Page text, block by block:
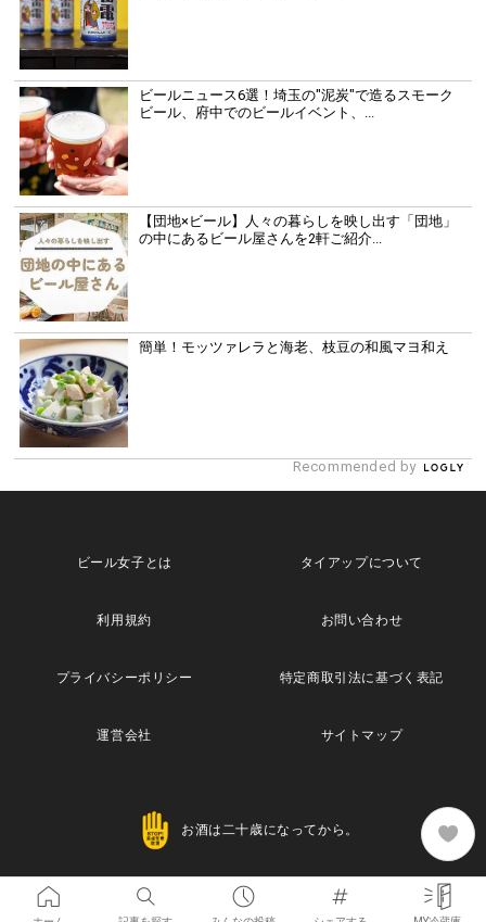
ビールニュース6選！埼玉の"泥炭"で造るスモーク
ビール、府中でのビールイベント、...
【団地×ビール】人々の暮らしを映し出す「団地」
の中にあるビール屋さんを2軒ご紹介...
簡単！モッツァレラと海老、枝豆の和風マヨ和え
Recommended by
ビール女子とは タイアップについて
利用規約 お問い合わせ
プライバシーポリシー 特定商取引法に基づく表記
運営会社 サイトマップ
お酒は二十歳になってから。
Copyright© 2013 Maische Inc. All Rights Reserved